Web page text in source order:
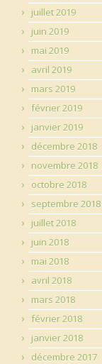
juillet 2019
juin 2019
mai 2019
avril 2019
mars 2019
février 2019
janvier 2019
décembre 2018
novembre 2018
octobre 2018
septembre 2018
juillet 2018
juin 2018
mai 2018
avril 2018
mars 2018
février 2018
janvier 2018
décembre 2017